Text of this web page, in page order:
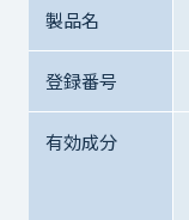
製品名
登録番号
有効成分